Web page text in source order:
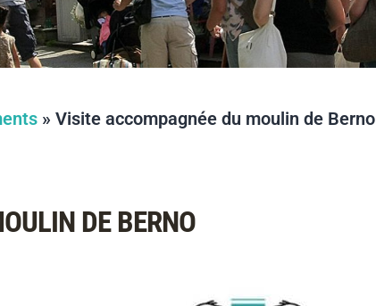
» Visite accompagnée du moulin de Berno
DE BERNO